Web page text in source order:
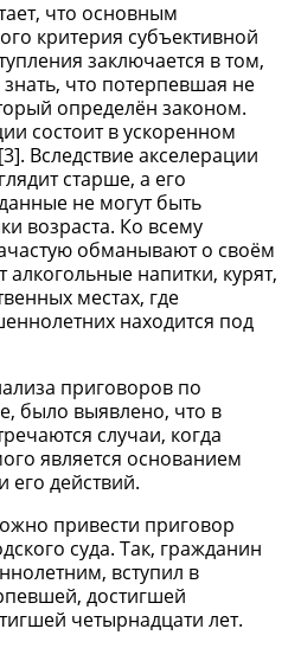
что основным
критерия субъективной
заключается в том,
что потерпевшая не
определён законом.
состоит в ускоренном
Вследствие акселерации
старше, а его
не могут быть
возраста. Ко всему
обманывают о своём
алкогольные напитки, курят,
местах, где
находится под
приговоров по
было выявлено, что в
случаи, когда
является основанием
его действий.
привести приговор
суда. Так, гражданин
вступил в
достигшей
четырнадцати лет.